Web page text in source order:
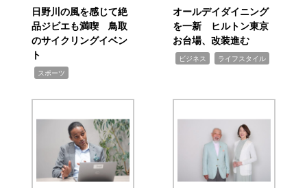
日野川の風を感じて絶
品ジビエも満喫 鳥取
のサイクリングイベン
ト
スポーツ
オールデイダイニング
を一新 ヒルトン東京
お台場、改装進む
ビジネス ライフスタイル